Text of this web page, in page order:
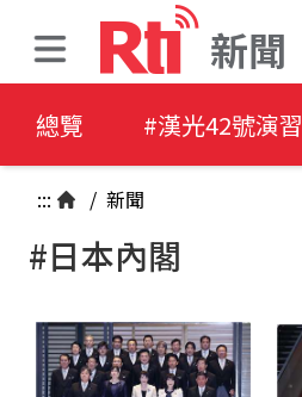
新聞
總覽 #漢光42號演習
::: / 新聞
#日本內閣